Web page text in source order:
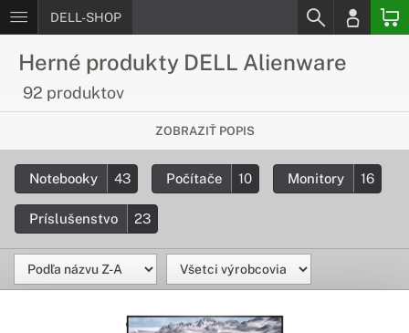
DELL-SHOP
Herné produkty DELL Alienware
92 produktov
Úžasný herný výkon
Herné zariadenia DELL Alienware prinášajú ten najlepší herný
zážitok. V ponuke nájdete všetko od prepracovaných herných
monitory. Posuňte svoje hranie na novú úroveň.
ZOBRAZIŤ POPIS
Notebooky 43 Počítače 10 Monitory 16
Príslušenstvo 23